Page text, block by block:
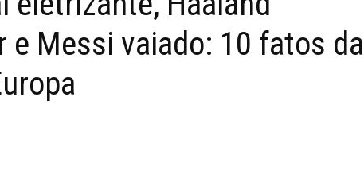
e Messi vaiado: 10 fatos da